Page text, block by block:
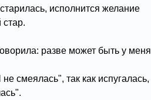
исполнится желание
разве может быть у меня
смеялась", так как испугалась,